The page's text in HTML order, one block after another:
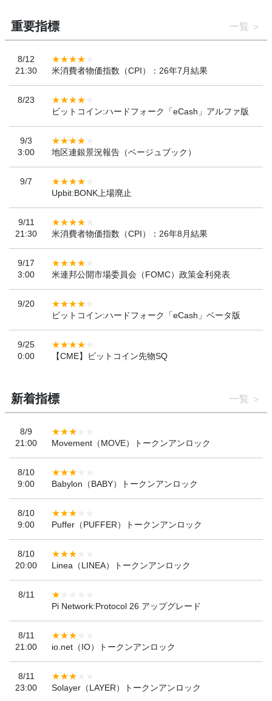
重要指標 一覧
8/12
21:30
米消費者物価指数（CPI）：26年7月結果
8/23
ビットコイン:ハードフォーク「eCash」アルファ版
9/3
3:00
地区連銀景況報告（ベージュブック）
9/7
Upbit:BONK上場廃止
9/11
21:30
米消費者物価指数（CPI）：26年8月結果
9/17
3:00
米連邦公開市場委員会（FOMC）政策金利発表
9/20
ビットコイン:ハードフォーク「eCash」ベータ版
9/25
0:00
【CME】ビットコイン先物SQ
新着指標 一覧
8/9
21:00
Movement（MOVE）トークンアンロック
8/10
9:00
Babylon（BABY）トークンアンロック
8/10
9:00
Puffer（PUFFER）トークンアンロック
8/10
20:00
Linea（LINEA）トークンアンロック
8/11
Pi Network:Protocol 26 アップグレード
8/11
21:00
io.net（IO）トークンアンロック
8/11
23:00
Solayer（LAYER）トークンアンロック